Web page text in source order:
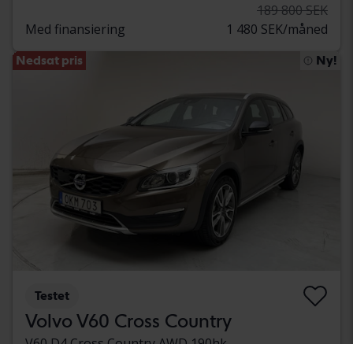
189 800 SEK
Med finansiering
1 480 SEK/måned
Nedsat pris Ny!
Testet
Volvo V60 Cross Country